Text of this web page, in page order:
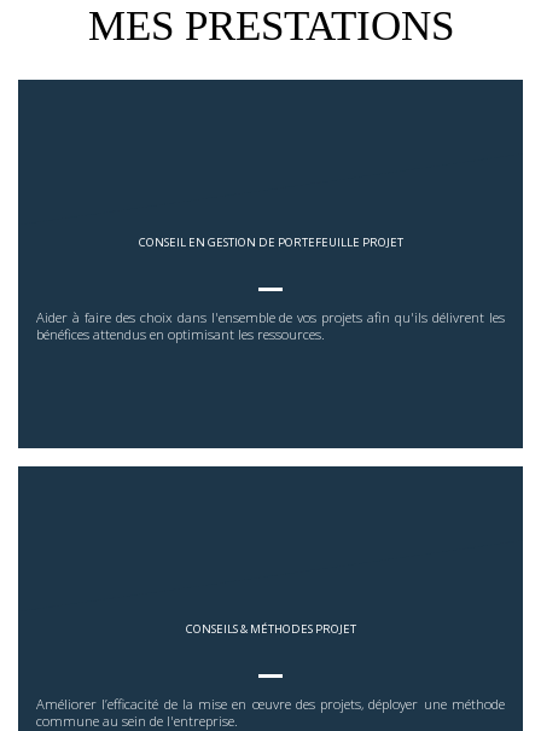
MES PRESTATIONS
CONSEIL EN GESTION DE PORTEFEUILLE PROJET
Aider à faire des choix dans l'ensemble de vos projets afin qu'ils délivrent les
bénéfices attendus en optimisant les ressources.
CONSEILS & MÉTHODES PROJET
Améliorer l’efficacité de la mise en œuvre des projets, déployer une méthode
commune au sein de l'entreprise.